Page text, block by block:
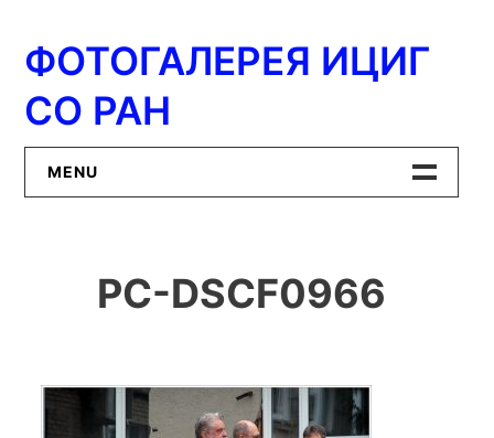
содержимому
ФОТОГАЛЕРЕЯ ИЦИГ
СО РАН
MENU
ИЦиГ СО РАН
PC-DSCF0966